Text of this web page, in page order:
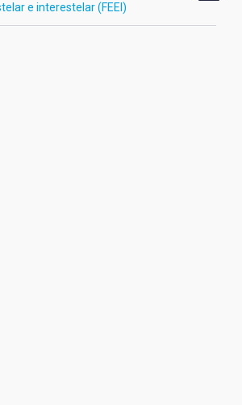
e interestelar (FEEI)